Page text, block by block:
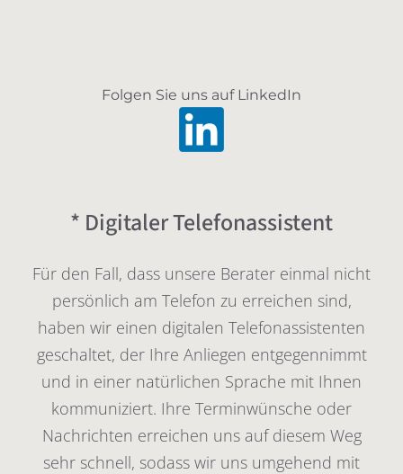
Folgen Sie uns auf LinkedIn
* Digitaler Telefonassistent
Für den Fall, dass unsere Berater einmal nicht
persönlich am Telefon zu erreichen sind,
haben wir einen digitalen Telefonassistenten
geschaltet, der Ihre Anliegen entgegennimmt
und in einer natürlichen Sprache mit Ihnen
kommuniziert. Ihre Terminwünsche oder
Nachrichten erreichen uns auf diesem Weg
sehr schnell, sodass wir uns umgehend mit